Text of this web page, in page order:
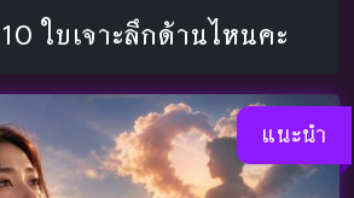
ใบเจาะลึกด้านไหนคะ
แนะนำ